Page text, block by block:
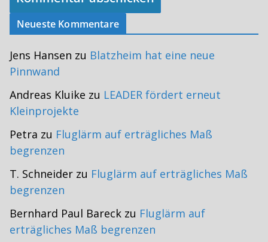
Neueste Kommentare
Jens Hansen zu Blatzheim hat eine neue
Pinnwand
Andreas Kluike zu LEADER fördert erneut
Kleinprojekte
Petra zu Fluglärm auf erträgliches Maß
begrenzen
T. Schneider zu Fluglärm auf erträgliches Maß
begrenzen
Bernhard Paul Bareck zu Fluglärm auf
erträgliches Maß begrenzen